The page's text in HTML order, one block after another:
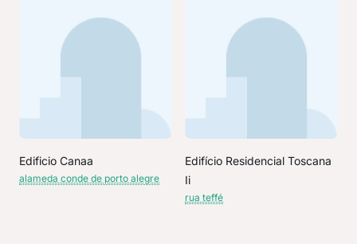
Edificio Canaa
alameda conde de porto alegre
Edifício Residencial Toscana
Ii
rua teffé